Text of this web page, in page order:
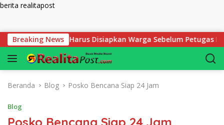
berita realitapost
Breaking News
yang Harus Disiapkan Warga Sebelum Petugas BPN
Beranda Blog Posko Bencana Siap 24 Jam
Blog
Posko Bencana Siap 24 Jam